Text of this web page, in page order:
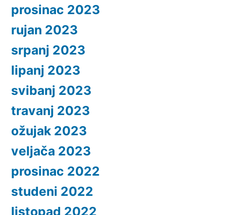
prosinac 2023
rujan 2023
srpanj 2023
lipanj 2023
svibanj 2023
travanj 2023
ožujak 2023
veljača 2023
prosinac 2022
studeni 2022
listopad 2022